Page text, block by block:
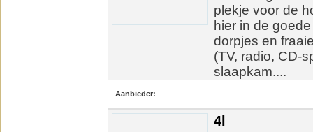
plekje voor de
hier in de
dorpjes en
(TV, radio, CD-
slaapkam....
Aanbieder:
4l